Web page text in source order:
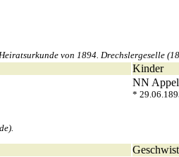
von 1894. Drechslergeselle
Kinder
NN Appel
*